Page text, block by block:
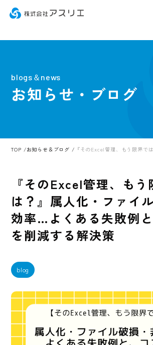
blogs＆news
お知らせ・ブログ
TOP お知らせ＆ブログ 『そのExcel管理、もう限界で
『そのExcel管理、もう
は？』属人化・ファイ
効率…よくある失敗例
を削減する解決策
blog